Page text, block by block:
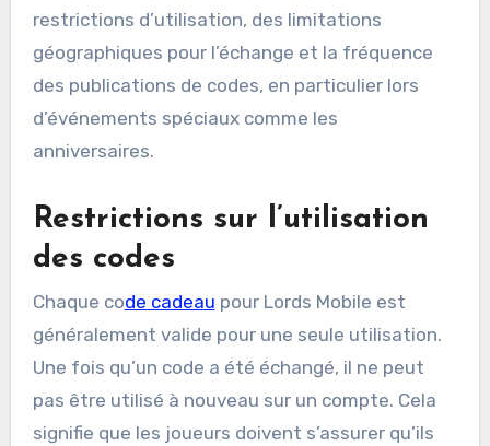
restrictions d’utilisation, des limitations
géographiques pour l’échange et la fréquence
des publications de codes, en particulier lors
d’événements spéciaux comme les
anniversaires.
Restrictions sur l’utilisation
des codes
Chaque code cadeau pour Lords Mobile est
généralement valide pour une seule utilisation.
Une fois qu’un code a été échangé, il ne peut
pas être utilisé à nouveau sur un compte. Cela
signifie que les joueurs doivent s’assurer qu’ils